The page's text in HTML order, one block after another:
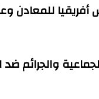
للمعادن
والجرائم